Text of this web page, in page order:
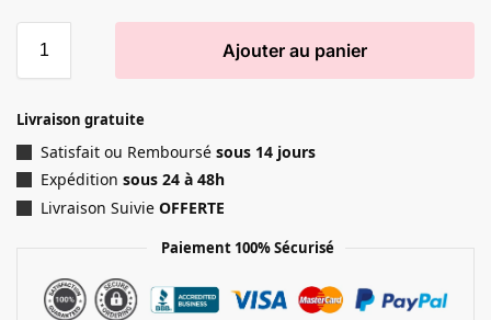
Ajouter au panier
Livraison gratuite
Satisfait ou Remboursé sous 14 jours
Expédition sous 24 à 48h
Livraison Suivie OFFERTE
Paiement 100% Sécurisé